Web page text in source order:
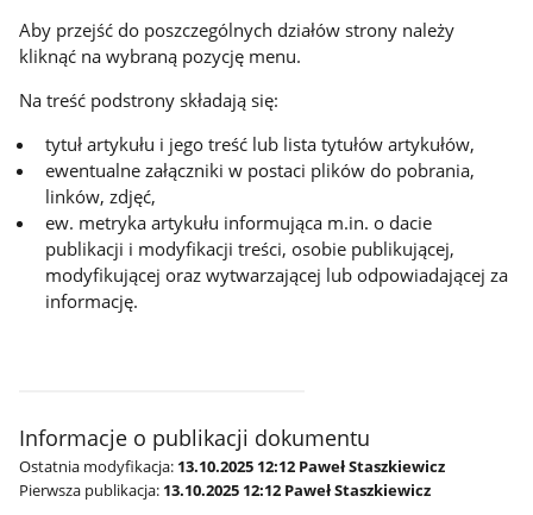
Aby przejść do poszczególnych działów strony należy
kliknąć na wybraną pozycję menu.
Na treść podstrony składają się:
tytuł artykułu i jego treść lub lista tytułów artykułów,
ewentualne załączniki w postaci plików do pobrania,
linków, zdjęć,
ew. metryka artykułu informująca m.in. o dacie
publikacji i modyfikacji treści, osobie publikującej,
modyfikującej oraz wytwarzającej lub odpowiadającej za
informację.
Informacje o publikacji dokumentu
Ostatnia modyfikacja: 13.10.2025 12:12 Paweł Staszkiewicz
Pierwsza publikacja: 13.10.2025 12:12 Paweł Staszkiewicz